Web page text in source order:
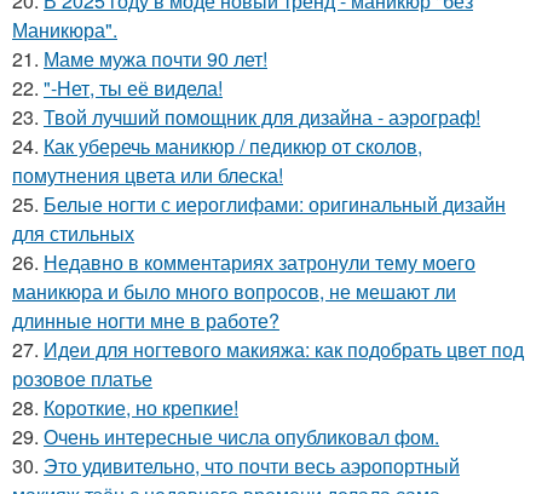
Маникюра".
21. Маме мужа почти 90 лет!
22. "-Нет, ты её видела!
23. Твой лучший помощник для дизайна - аэрограф!
24. Как уберечь маникюр / педикюр от сколов,
помутнения цвета или блеска!
25. Белые ногти с иероглифами: оригинальный дизайн
для стильных
26. Недавно в комментариях затронули тему моего
маникюра и было много вопросов, не мешают ли
длинные ногти мне в работе?
27. Идеи для ногтевого макияжа: как подобрать цвет под
розовое платье
28. Короткие, но крепкие!
29. Очень интересные числа опубликовал фом.
30. Это удивительно, что почти весь аэропортный